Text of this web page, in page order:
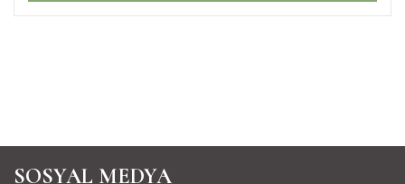
SOSYAL MEDYA